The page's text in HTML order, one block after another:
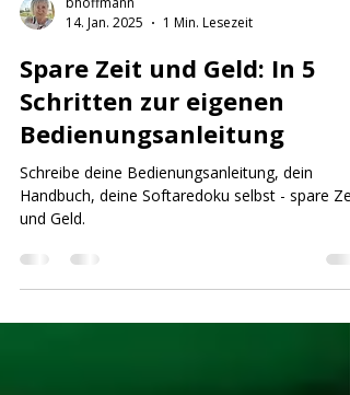
bhoffmann
14. Jan. 2025
1 Min. Lesezeit
Spare Zeit und Geld: In 5
Schritten zur eigenen
Bedienungsanleitung
Schreibe deine Bedienungsanleitung, dein
Handbuch, deine Softaredoku selbst - spare Zeit